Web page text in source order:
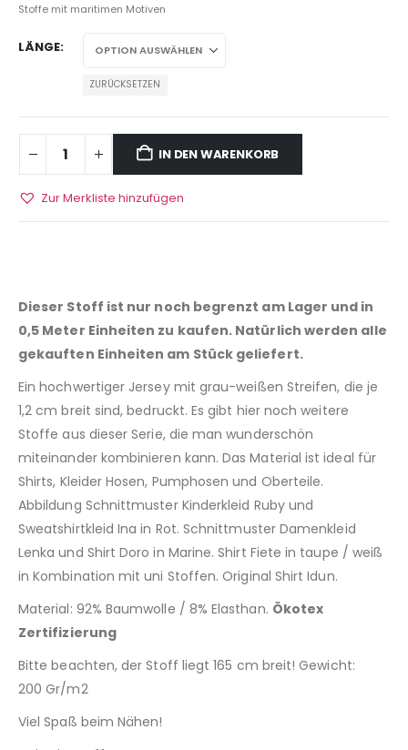
Stoffe mit maritimen Motiven
LÄNGE
ZURÜCKSETZEN
IN DEN WARENKORB
Zur Merkliste hinzufügen
Dieser Stoff ist nur noch begrenzt am Lager und in
0,5 Meter Einheiten zu kaufen. Natürlich werden alle
gekauften Einheiten am Stück geliefert.
Ein hochwertiger Jersey mit grau-weißen Streifen, die je
1,2 cm breit sind, bedruckt. Es gibt hier noch weitere
Stoffe aus dieser Serie, die man wunderschön
miteinander kombinieren kann. Das Material ist ideal für
Shirts, Kleider Hosen, Pumphosen und Oberteile.
Abbildung Schnittmuster Kinderkleid Ruby und
Sweatshirtkleid Ina in Rot. Schnittmuster Damenkleid
Lenka und Shirt Doro in Marine. Shirt Fiete in taupe / weiß
in Kombination mit uni Stoffen. Original Shirt Idun.
Material: 92% Baumwolle / 8% Elasthan. Ökotex
Zertifizierung
Bitte beachten, der Stoff liegt 165 cm breit! Gewicht:
200 Gr/m2
Viel Spaß beim Nähen!